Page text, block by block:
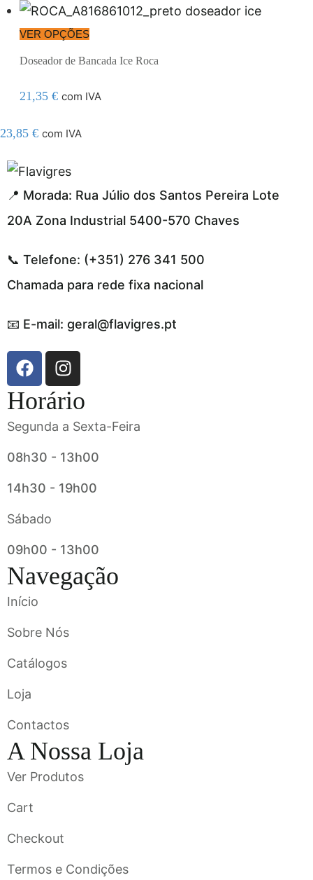
VER OPÇÕES
Doseador de Bancada Ice Roca
21,35 € com IVA
23,85 € com IVA
resmi adresi
📍 Morada: Rua Júlio dos Santos Pereira Lote
20A Zona Industrial 5400-570 Chaves
📞 Telefone: (+351) 276 341 500
Chamada para rede fixa nacional
📧 E-mail: geral@flavigres.pt
Horário
Segunda a Sexta-Feira
08h30 - 13h00
14h30 - 19h00
Sábado
09h00 - 13h00
Navegação
Início
Sobre Nós
Catálogos
Loja
Contactos
A Nossa Loja
Ver Produtos
Cart
Checkout
Termos e Condições